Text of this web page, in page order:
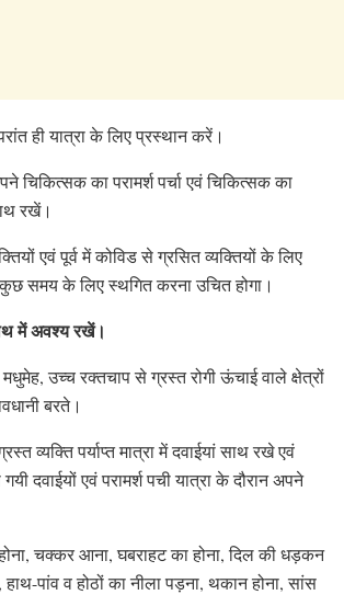
ही यात्रा के लिए प्रस्थान करें।
चिकित्सक का परामर्श पर्चा एवं चिकित्सक का
रखें।
एवं पूर्व में कोविड से ग्रसित व्यक्तियों के लिए
कुछ समय के लिए स्थगित करना उचित होगा।
में अवश्य रखें।
उच्च रक्तचाप से ग्रस्त रोगी ऊंचाई वाले क्षेत्रों
बरते।
व्यक्ति पर्याप्त मात्रा में दवाईयां साथ रखे एवं
दवाईयों एवं परामर्श पची यात्रा के दौरान अपने
चक्कर आना, घबराहट का होना, दिल की धड़कन
पांव व होठों का नीला पड़ना, थकान होना, सांस